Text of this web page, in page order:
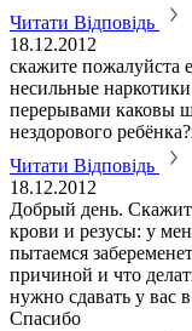
Читати Відповідь
18.12.2012
скажите пожалуйста
несильные
перерывами каковы
нездорового
Читати Відповідь
18.12.2012
Добрый день.
крови и резусы: у
пытаемся
причиной и что
нужно сдавать у вас
Спасибо